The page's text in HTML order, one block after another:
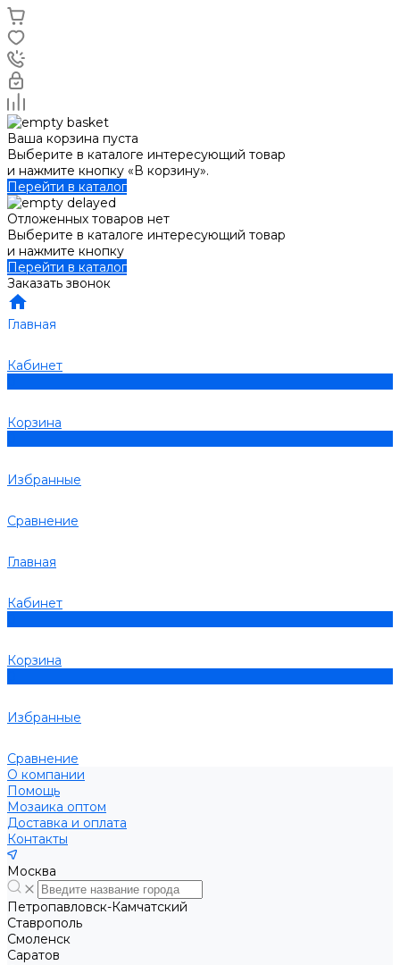
Ваша корзина пуста
Выберите в каталоге интересующий товар
и нажмите кнопку «В корзину».
Перейти в каталог
Отложенных товаров нет
Выберите в каталоге интересующий товар
и нажмите кнопку
Перейти в каталог
Заказать звонок
Главная
Кабинет
Корзина
Избранные
Сравнение
Главная
Кабинет
Корзина
Избранные
Сравнение
О компании
Помощь
Мозаика оптом
Доставка и оплата
Контакты
Москва
Петропавловск-Камчатский
Ставрополь
Смоленск
Саратов